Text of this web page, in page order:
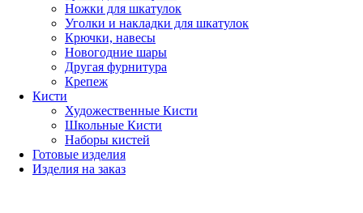
Ножки для шкатулок
Уголки и накладки для шкатулок
Крючки, навесы
Новогодние шары
Другая фурнитура
Крепеж
Кисти
Художественные Кисти
Школьные Кисти
Наборы кистей
Готовые изделия
Изделия на заказ